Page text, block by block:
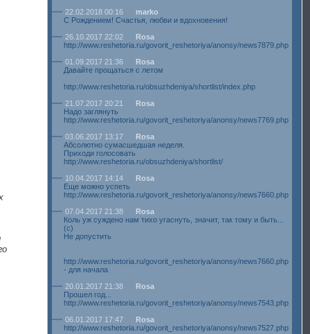
22.02.2018 00:16
marko
С Рождением! Счастья, любви и вдохновения!
26.10.2017 22:02
Rosa
http://www.reshetoria.ru/govorit_reshetoriya/anonsy/news7879.php
01.09.2017 21:36
Rosa
Давайте прощаться с летом
http://www.reshetoria.ru/obsuzhdeniya/shortlist/index.php
21.07.2017 20:21
Rosa
Надо заглянуть
http://www.reshetoria.ru/govorit_reshetoriya/anonsy/news7769.php
03.06.2017 13:17
Rosa
Абсолютно сумасшедшая неделя.
Приходи голосовать
http://www.reshetoria.ru/obsuzhdeniya/shortlist/
10.04.2017 14:14
Rosa
Еще можно успеть
http://www.reshetoria.ru/govorit_reshetoriya/anonsy/news7660.php
07.04.2017 21:38
Rosa
Коль уж суждено нам тихо угаснуть, значит, так тому и быть...
(с)
Не допустить
http://www.reshetoria.ru/govorit_reshetoriya/anonsy/news7660.php
- для начала
20.01.2017 21:38
Rosa
Прошел год...
http://www.reshetoria.ru/govorit_reshetoriya/anonsy/news7543.php
06.01.2017 17:47
Rosa
http://www.reshetoria.ru/govorit_reshetoriya/anonsy/news7527.php